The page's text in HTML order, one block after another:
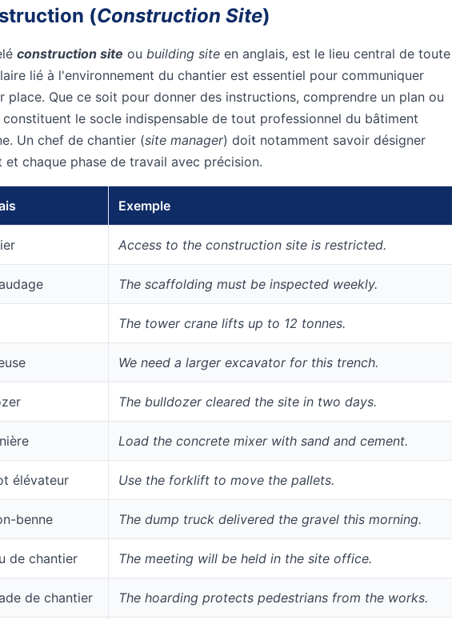
(Construction Site)
construction site ou building site en anglais, est le lieu central de toute
lié à l'environnement du chantier est essentiel pour communiquer
place. Que ce soit pour donner des instructions, comprendre un plan ou
le socle indispensable de tout professionnel du bâtiment
Un chef de chantier (site manager) doit notamment savoir désigner
chaque phase de travail avec précision.
Exemple
Access to the construction site is restricted.
The scaffolding must be inspected weekly.
The tower crane lifts up to 12 tonnes.
We need a larger excavator for this trench.
The bulldozer cleared the site in two days.
Load the concrete mixer with sand and cement.
élévateur Use the forklift to move the pallets.
benne The dump truck delivered the gravel this morning.
de chantier The meeting will be held in the site office.
de chantier The hoarding protects pedestrians from the works.